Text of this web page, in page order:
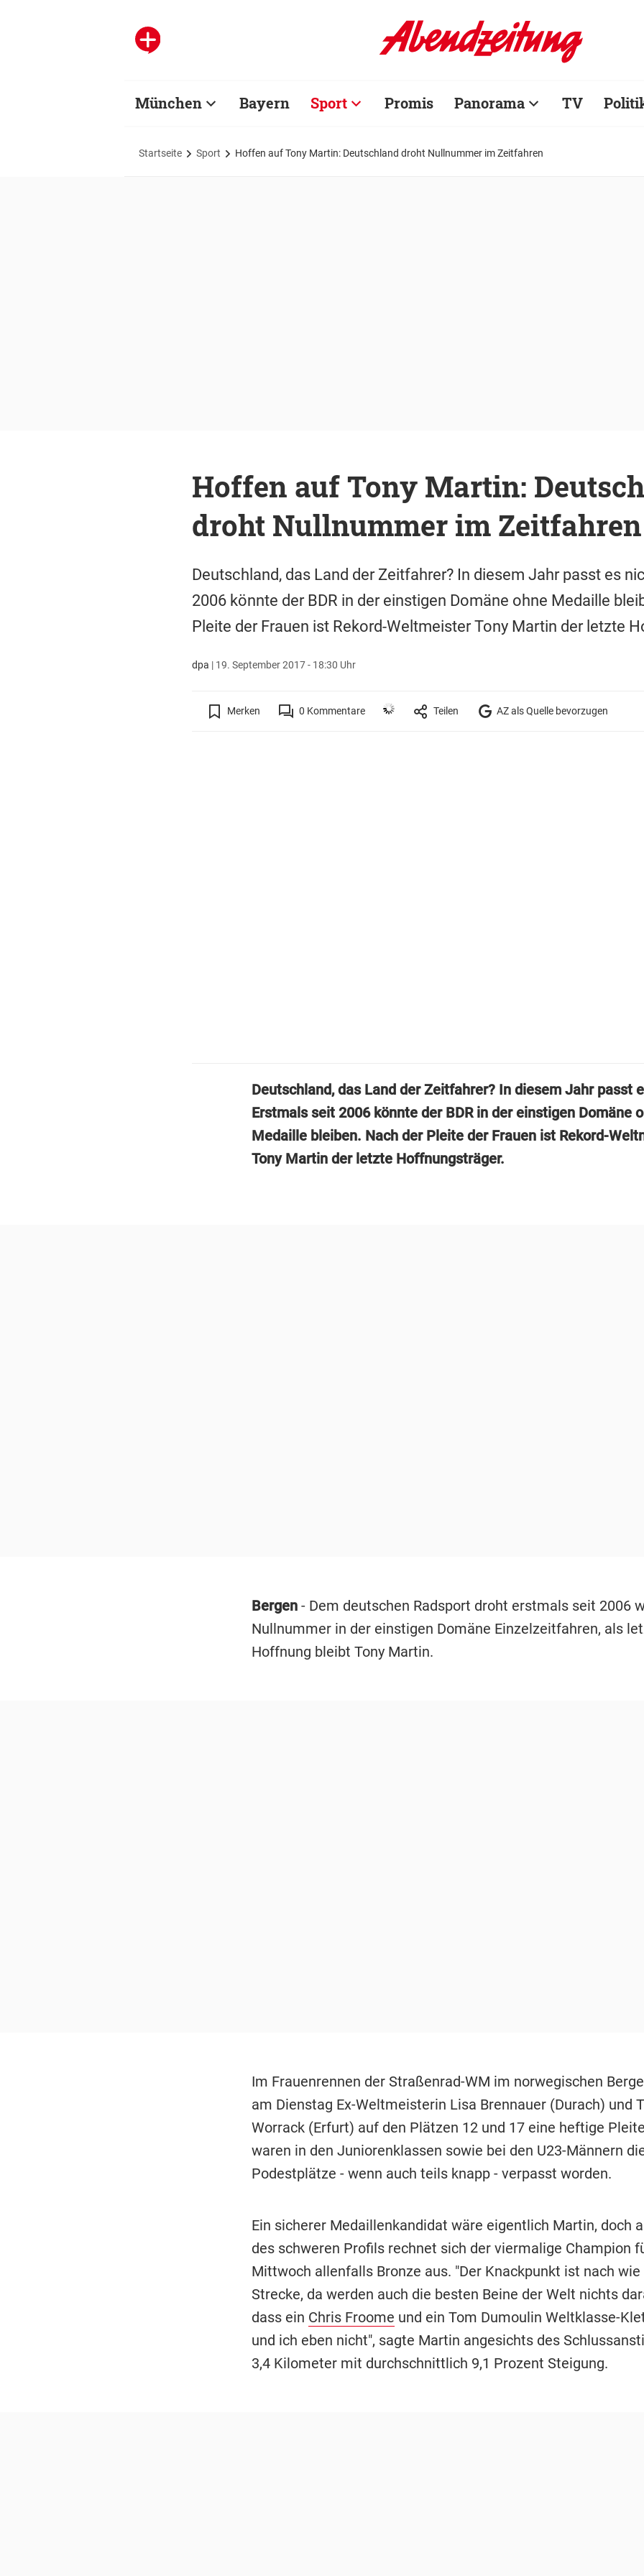
München Bayern Sport Promis Panorama TV
Startseite Sport Hoffen auf Tony Martin: Deutschland droht Nullnummer im Zeitfahren
Hoffen auf Tony Martin:
droht Nullnummer im Zeitfahren
Deutschland, das Land der Zeitfahrer? In diesem Jahr passt es
2006 könnte der BDR in der einstigen Domäne ohne Medaille
Pleite der Frauen ist Rekord-Weltmeister Tony Martin der letzte
dpa | 19. September 2017 - 18:30 Uhr
Merken 0 Kommentare Teilen AZ als Quelle bevorzugen
Deutschland, das Land der Zeitfahrer? In diesem Jahr passt
Erstmals seit 2006 könnte der BDR in der einstigen Domäne
Medaille bleiben. Nach der Pleite der Frauen ist Rekord-
Tony Martin der letzte Hoffnungsträger.
Bergen- Dem deutschen Radsport droht erstmals seit 2006
Nullnummer in der einstigen Domäne Einzelzeitfahren, als
Hoffnung bleibt Tony Martin.
Im Frauenrennen der Straßenrad-WM im norwegischen
am Dienstag Ex-Weltmeisterin Lisa Brennauer (Durach) und
Worrack (Erfurt) auf den Plätzen 12 und 17 eine heftige
waren in den Juniorenklassen sowie bei den U23-Männern
Podestplätze - wenn auch teils knapp - verpasst worden.
Ein sicherer Medaillenkandidat wäre eigentlich Martin, doch
des schweren Profils rechnet sich der viermalige Champion
Mittwoch allenfalls Bronze aus. "Der Knackpunkt ist nach wie
Strecke, da werden auch die besten Beine der Welt nichts
dass ein Chris Froome und ein Tom Dumoulin Weltklasse-
und ich eben nicht", sagte Martin angesichts des
3,4 Kilometer mit durchschnittlich 9,1 Prozent Steigung.